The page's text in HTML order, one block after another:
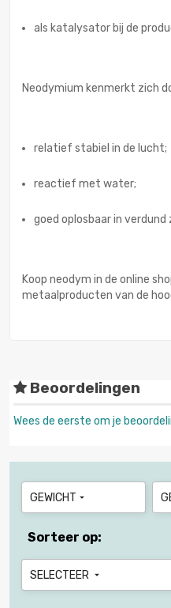
als katalysator bij de
Neodymium kenmerkt zich
relatief stabiel in de lucht;
reactief met water;
goed oplosbaar in verdund
Koop neodym in de online
metaalproducten van de
Beoordelingen
Wees de eerste om je
GEWICHT 
Sorteer op:
SELECTEER 